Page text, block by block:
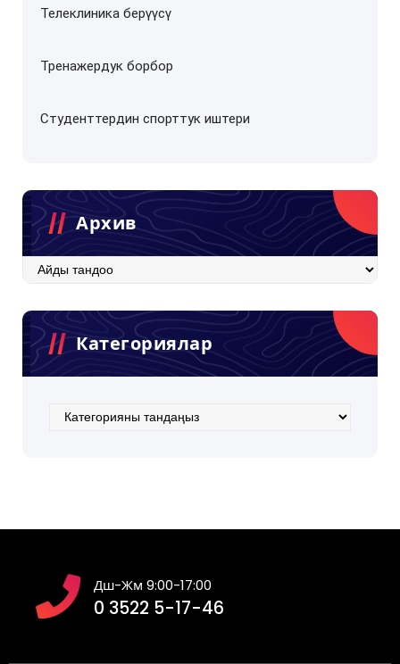
Телеклиника берүүсү
Тренажердук борбор
Студенттердин спорттук иштери
Архив
Архив
Категориялар
Категориялар
Дш-Жм 9:00-17:00
0 3522 5-17-46